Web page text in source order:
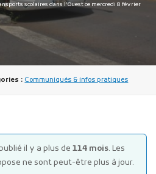
MES DÉMARCHES
actes
par l'Europe
scolaires dans l’Ouest ce mercredi 8 février
: Communiqués & infos pratiques
il y a plus de 114 mois. Les
ne sont peut-être plus à jour.